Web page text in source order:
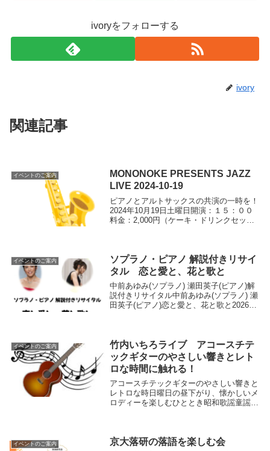
ivoryをフォローする
ivory
関連記事
イベントのご案内
MONONOKE PRESENTS JAZZ
LIVE 2024-10-19
ピアノとアルトサックスの共演の一時を！
2024年10月19日土曜日開演：１５：００
料金：2,000円（ケーキ・ドリンクセット
1...
イベントのご案内
ソプラノ・ピアノ 解説付きリサイ
タル 恋と愛と、花と歌と
中前あゆみ(ソプラノ) 瀬田英子(ピアノ)解
説付きリサイタル中前あゆみ(ソプラノ) 瀬
田英子(ピアノ)恋と愛と、花と歌と2026年
イベントのご案内
竹内いちろライブ アコースチテ
ックギターのやさしい響きとレト
ロな時間に触れる！
アコースチテックギターのやさしい響きと
レトロな時日曜日の昼下がり、懐かしいメ
ロディーを楽しむひととき昭和歌謡童謡唱
ク付...
イベントのご案内 京大落研の落語を楽しむ会